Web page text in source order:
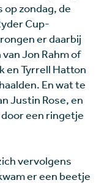
op zondag, de
Cup-
er daarbij
Jon Rahm of
en Tyrrell Hatton
En wat te
Justin Rose, en
door een ringetje
vervolgens
er een beetje